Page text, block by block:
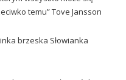
temu” Tove Jansson
brzeska Słowianka